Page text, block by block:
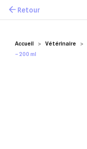
Mes favoris
Accueil Vétérinaire
– 200 ml
Retour